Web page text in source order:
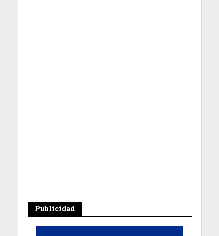
Publicidad